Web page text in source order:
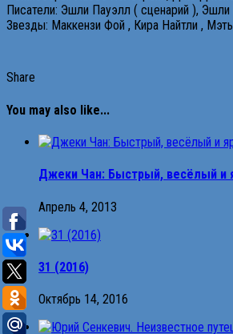
Писатели: Эшли Пауэлл ( сценарий ),
Звезды: Маккензи Фой , Кира Найтли ,
Share
You may also like...
Джеки Чан: Быстрый, весёлый и
Апрель 4, 2013
31 (2016)
Октябрь 14, 2016